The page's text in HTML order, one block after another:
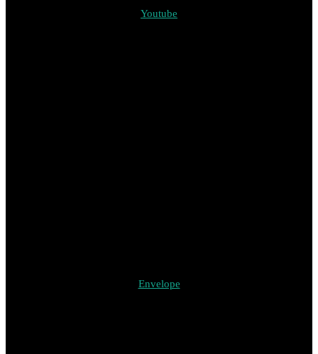
Youtube
Envelope